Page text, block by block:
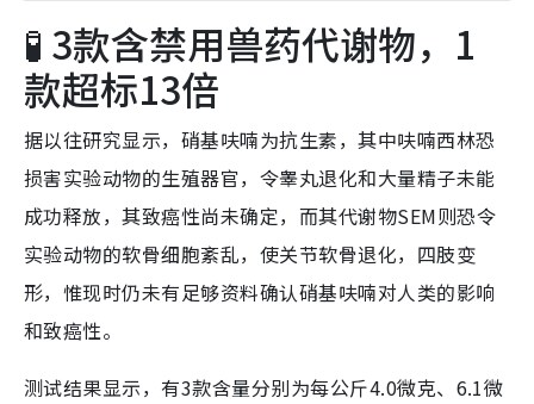
🧪 3款含禁用兽药代谢物，1
款超标13倍
据以往研究显示，硝基呋喃为抗生素，其中呋喃西林恐
损害实验动物的生殖器官，令睾丸退化和大量精子未能
成功释放，其致癌性尚未确定，而其代谢物SEM则恐令
实验动物的软骨细胞紊乱，使关节软骨退化，四肢变
形，惟现时仍未有足够资料确认硝基呋喃对人类的影响
和致癌性。
测试结果显示，有3款含量分别为每公斤4.0微克、6.1微